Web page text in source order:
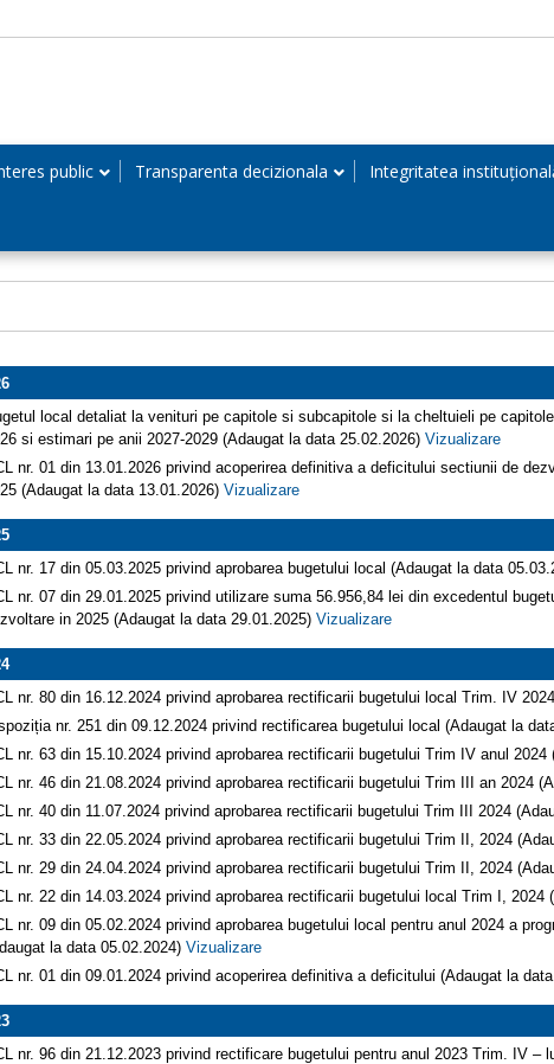
public Transparenta decizionala Integritatea
local detaliat la venituri pe capitole si subcapitole si la cheltuieli pe
si estimari pe anii 2027-2029 (Adaugat la data 25.02.2026) Vizualizare
nr. 01 din 13.01.2026 privind acoperirea definitiva a deficitului sectiunii de
(Adaugat la data 13.01.2026) Vizualizare
nr. 17 din 05.03.2025 privind aprobarea bugetului local (Adaugat la data
nr. 07 din 29.01.2025 privind utilizare suma 56.956,84 lei din excedentul
in 2025 (Adaugat la data 29.01.2025) Vizualizare
nr. 80 din 16.12.2024 privind aprobarea rectificarii bugetului local Trim. IV
nr. 251 din 09.12.2024 privind rectificarea bugetului local (Adaugat la
nr. 63 din 15.10.2024 privind aprobarea rectificarii bugetului Trim IV anul
nr. 46 din 21.08.2024 privind aprobarea rectificarii bugetului Trim III an 2024
nr. 40 din 11.07.2024 privind aprobarea rectificarii bugetului Trim III 2024
nr. 33 din 22.05.2024 privind aprobarea rectificarii bugetului Trim II, 2024
nr. 29 din 24.04.2024 privind aprobarea rectificarii bugetului Trim II, 2024
nr. 22 din 14.03.2024 privind aprobarea rectificarii bugetului local Trim I, 2024
nr. 09 din 05.02.2024 privind aprobarea bugetului local pentru anul 2024 a
la data 05.02.2024) Vizualizare
nr. 01 din 09.01.2024 privind acoperirea definitiva a deficitului (Adaugat la
nr. 96 din 21.12.2023 privind rectificare bugetului pentru anul 2023 Trim. IV –